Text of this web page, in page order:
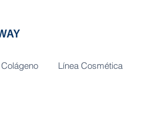
Línea Cosmética